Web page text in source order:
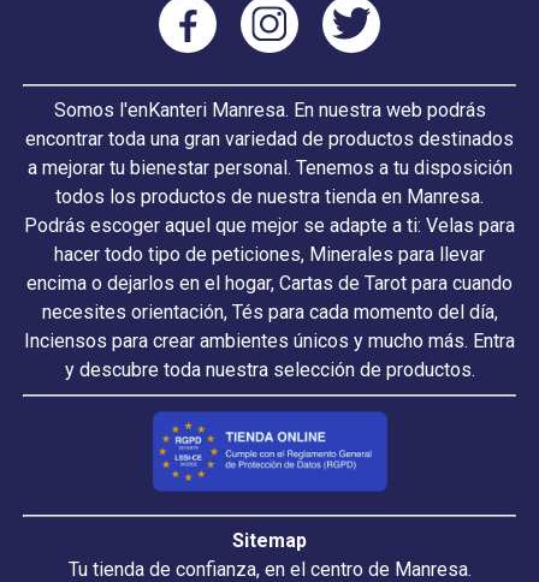
Somos l'enKanteri Manresa. En nuestra web podrás
encontrar toda una gran variedad de productos destinados
a mejorar tu bienestar personal. Tenemos a tu disposición
todos los productos de nuestra tienda en Manresa.
Podrás escoger aquel que mejor se adapte a ti: Velas para
hacer todo tipo de peticiones, Minerales para llevar
encima o dejarlos en el hogar, Cartas de Tarot para cuando
necesites orientación, Tés para cada momento del día,
Inciensos para crear ambientes únicos y mucho más. Entra
y descubre toda nuestra selección de productos.
Sitemap
Tu tienda de confianza, en el centro de Manresa.